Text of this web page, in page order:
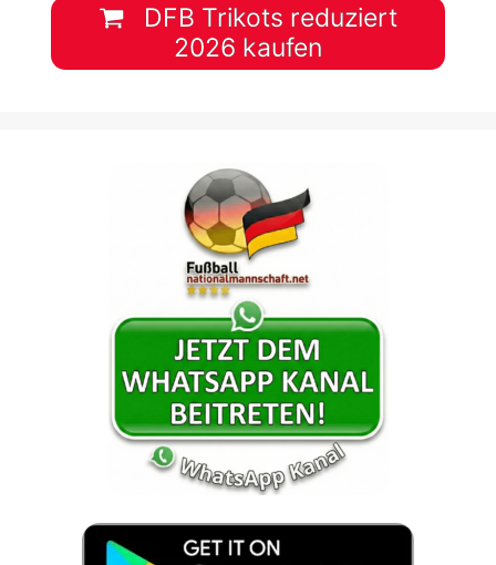
DFB Trikots reduziert
2026 kaufen